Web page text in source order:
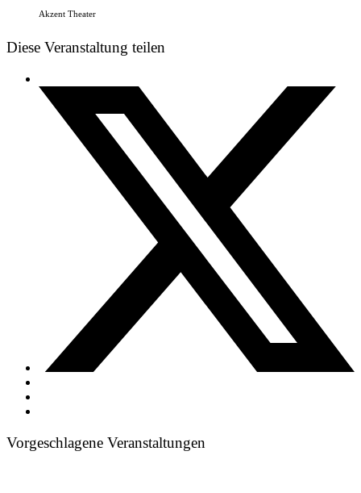
Akzent Theater
Diese Veranstaltung teilen
Vorgeschlagene Veranstaltungen